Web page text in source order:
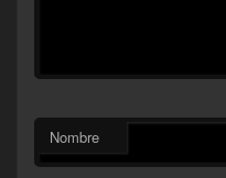
Nombre